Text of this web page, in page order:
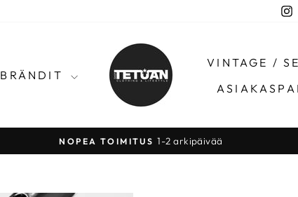
BRÄNDIT
VINTAGE /
Pysäytä
NOPEA TOIMITUS 1-2 arkipäivää